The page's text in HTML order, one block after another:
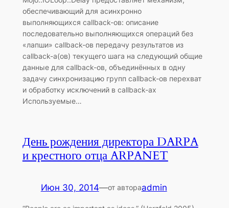
обеспечивающий для асинхронно
выполняющихся callback-ов: описание
последовательно выполняющихся операций без
«лапши» callback-ов передачу результатов из
callback-а(ов) текущего шага на следующий общие
данные для callback-ов, объединённых в одну
задачу синхронизацию групп callback-ов перехват
и обработку исключений в callback-ах
Используемые…
День рождения директора DARPA
и крестного отца ARPANET
Июн 30, 2014—от автораadmin